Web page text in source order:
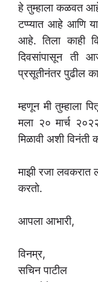
हे तुम्हाला कळवत आहे
टप्प्यात आहे आणि या
आहे. तिला काही
दिवसांपासून ती
प्रसूतीनंतर पुढील
म्हणून मी तुम्हाला
मला २० मार्च
मिळावी अशी विनंती
माझी रजा लवकरात
करतो.
आपला आभारी,
विनम्र,
सचिन पाटील